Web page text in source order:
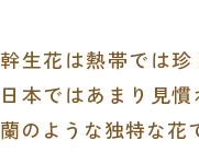
幹生花は熱帯では
日本ではあまり見
蘭のような独特な花